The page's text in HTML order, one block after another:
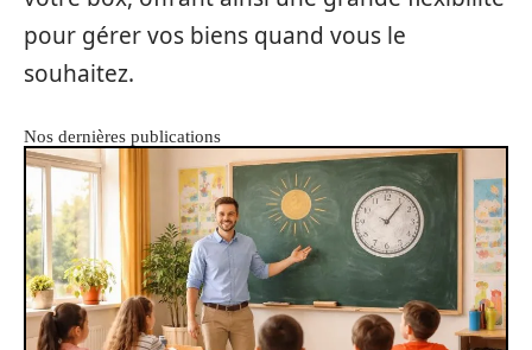
pour gérer vos biens quand vous le
souhaitez.
Nos dernières publications